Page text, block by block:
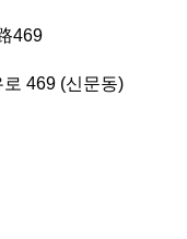
469
469 (신문동)